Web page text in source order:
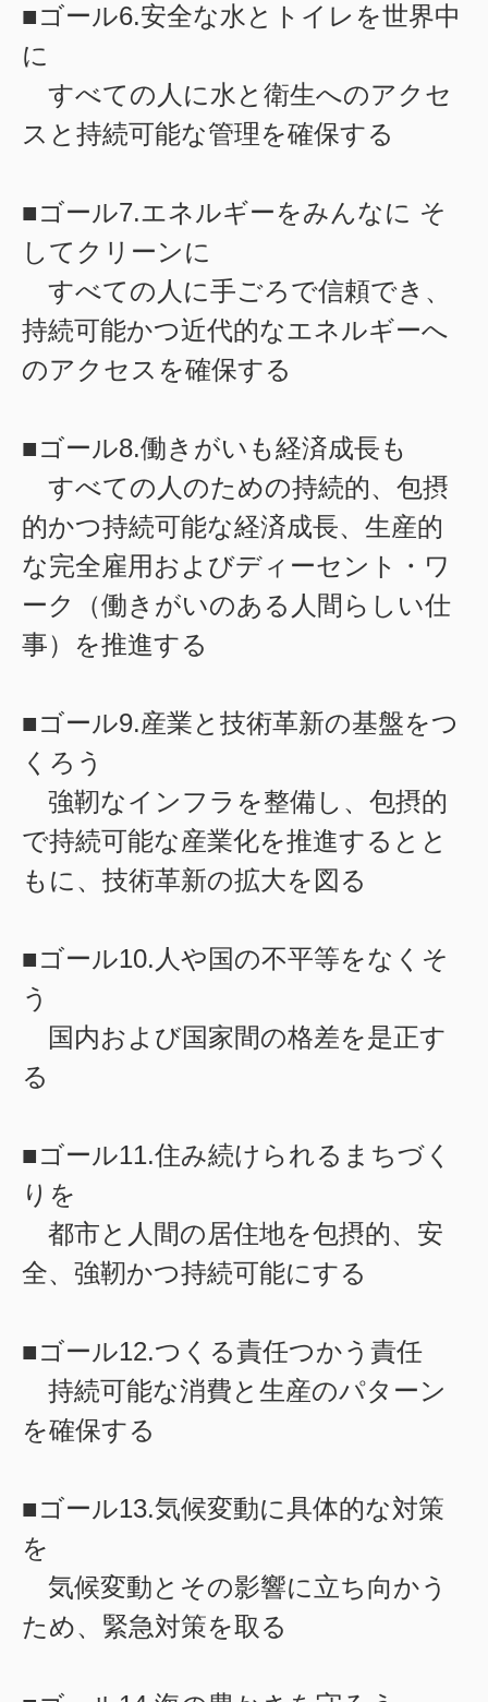
■ゴール6.安全な水とトイレを世界中
に
すべての人に水と衛生へのアクセ
スと持続可能な管理を確保する
■ゴール7.エネルギーをみんなに そ
してクリーンに
すべての人に手ごろで信頼でき、
持続可能かつ近代的なエネルギーへ
のアクセスを確保する
■ゴール8.働きがいも経済成長も
すべての人のための持続的、包摂
的かつ持続可能な経済成長、生産的
な完全雇用およびディーセント・ワ
ーク（働きがいのある人間らしい仕
事）を推進する
■ゴール9.産業と技術革新の基盤をつ
くろう
強靭なインフラを整備し、包摂的
で持続可能な産業化を推進するとと
もに、技術革新の拡大を図る
■ゴール10.人や国の不平等をなくそ
う
国内および国家間の格差を是正す
る
■ゴール11.住み続けられるまちづく
りを
都市と人間の居住地を包摂的、安
全、強靭かつ持続可能にする
■ゴール12.つくる責任つかう責任
持続可能な消費と生産のパターン
を確保する
■ゴール13.気候変動に具体的な対策
を
気候変動とその影響に立ち向かう
ため、緊急対策を取る